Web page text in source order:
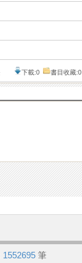
下載:0 書目收藏:0
1552695 筆